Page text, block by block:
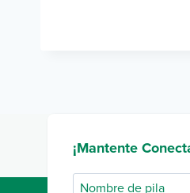
¡Mantente
Nombre